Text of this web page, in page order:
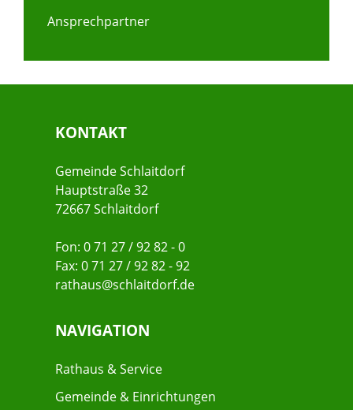
Ansprechpartner
KONTAKT
Gemeinde Schlaitdorf
Hauptstraße 32
72667 Schlaitdorf
Fon: 0 71 27 / 92 82 - 0
Fax: 0 71 27 / 92 82 - 92
rathaus@schlaitdorf.de
NAVIGATION
Rathaus & Service
Gemeinde & Einrichtungen